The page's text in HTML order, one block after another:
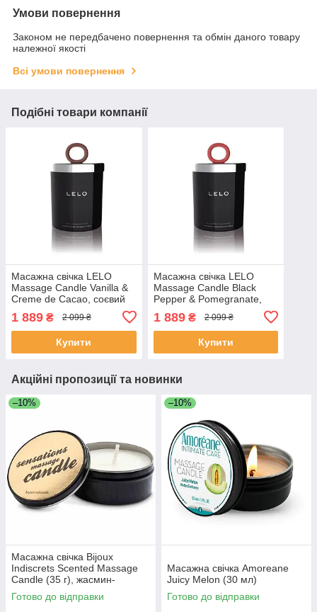
Умови повернення
Законом не передбачено повернення та обмін даного товару
належної якості
Всі умови повернення
Подібні товари компанії
Масажна свічка LELO
Massage Candle Vanilla &
Creme de Cacao, соєвий
1 889 ₴ 2 099 ₴
Купити
Масажна свічка LELO
Massage Candle Black
Pepper & Pomegranate,
горіння
1 889₴ 2 099 ₴
Купити
Акційні пропозиції та новинки
–10%
Масажна свічка Bijoux
Indiscrets Scented Massage
Candle (35 г), жасмин-
троянда
Готово до відправки
–10%
Масажна свічка Amoreane
Juicy Melon (30 мл)
Готово до відправки